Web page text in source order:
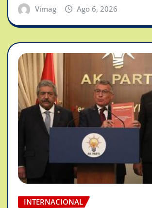
Vimag Ago 6, 2026
INTERNACIONAL